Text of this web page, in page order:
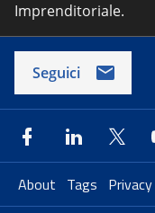
Imprenditoriale.
Seguici
About Tags